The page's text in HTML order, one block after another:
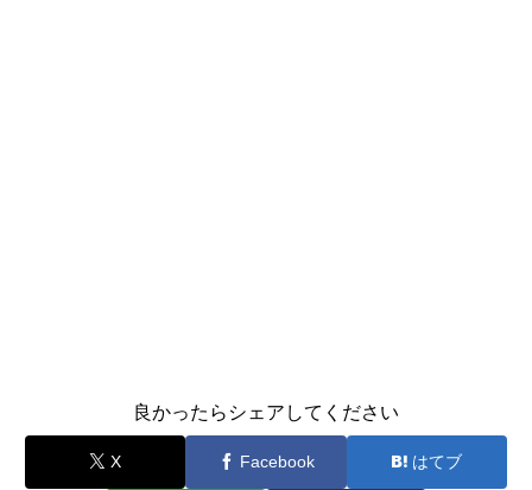
良かったらシェアしてください
X Facebook はてブ